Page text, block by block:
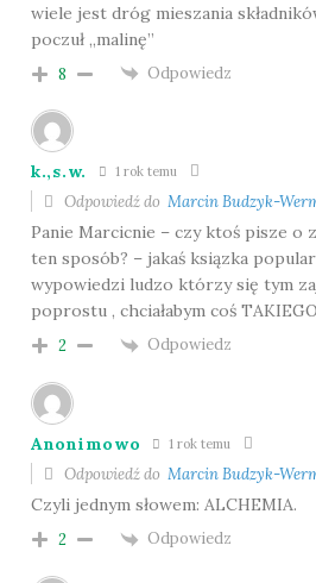
wiele jest dróg mieszania
poczuł „malinę”
8 Odpowiedz
k.,s.w. 1 rok temu
Odpowiedź do Marcin Budzyk-
Panie Marcicnie – czy ktoś pisze o
ten sposób? – jakaś ksiązka
wypowiedzi ludzo którzy się tym
poprostu , chciałabym coś
2 Odpowiedz
Anonimowo 1 rok temu
Odpowiedź do Marcin Budzyk-
Czyli jednym słowem: ALCHEMIA.
2 Odpowiedz